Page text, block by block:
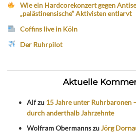
Wie ein Hardcorekonzert gegen
„palästinensische“ Aktivisten entlarvt
Coffins live in Köln
Der Ruhrpilot
Aktuelle
Alfzu 15 Jahre unter Ruhrbaronen
durch anderthalb Jahrzehnte
Wolfram ObermannszuJörg